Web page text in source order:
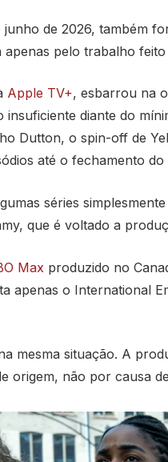
de 2026, também
pelo trabalho
Apple TV+, esbarrou na
diante do
Dutton, o spin-off de
até o fechamento
séries
que é voltado a
Max produzido no
apenas o International
mesma situação. A
origem, não por causa